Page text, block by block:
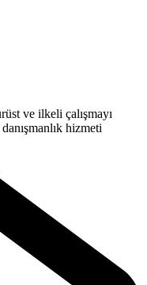
ve ilkeli çalışmayı
hizmeti